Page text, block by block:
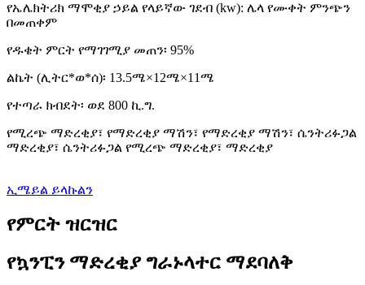
የኤሌክትሪክ ማሞቂያ ኃይል የላይኛው ገደብ (kw): ሌላ የሙቀት ምንጭን
በመጠቀም
የዱቄት ምርት የማገገሚያ መጠን፡ 95%
ልኬት (ሊትር*ወ*ሰ)፡ 13.5ሜ×12ሜ×11ሜ
የተጣራ ክብደት፡ ወደ 800 ኪ.ግ.
የሚረጭ ማድረቂያ፣ የማድረቂያ ማሽን፣ የማድረቂያ ማሽን፣ ሴንትሪፉጋል
ማድረቂያ፣ ሴንትሪፉጋል የሚረጭ ማድረቂያ፣ ማድረቂያ
ኢሜይል ይላኩልን
የምርት ዝርዝር
የኳንፒን ማድረቂያ ግራኑላተር ማደባለቅ